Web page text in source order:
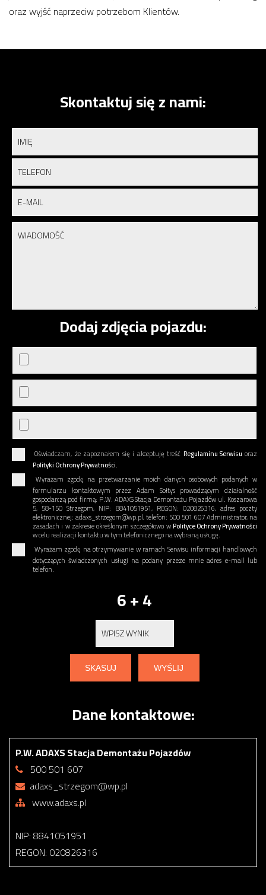
oraz wyjść naprzeciw potrzebom Klientów.
Skontaktuj się z nami:
Dodaj zdjęcia pojazdu:
Oświadczam, że zapoznałem się i akceptuję treść Regulaminu Serwisu oraz
Polityki Ochrony Prywatności.
Wyrażam zgodę na przetwarzanie moich danych osobowych podanych w
formularzu kontaktowym przez Adam Sołtys prowadzącym działalność
gospodarczą pod firmą: P.W. ADAXS Stacja Demontażu Pojazdów ul. Koszarowa
5, 58-150 Strzegom, NIP: 8841051951, REGON: 020826316, adres poczty
elektronicznej: adaxs_strzegom@wp.pl, telefon: 500 501 607 Administrator, na
zasadach i w zakresie określonym szczegółowo wPolityce Ochrony Prywatności
w celu realizacji kontaktu w tym telefonicznego na wybraną usługę.
Wyrażam zgodę na otrzymywanie w ramach Serwisu informacji handlowych
dotyczących świadczonych usługi na podany przeze mnie adres e-mail lub
telefon.
6 + 4
Dane kontaktowe:
P.W. ADAXS Stacja Demontażu Pojazdów
500 501 607
adaxs_strzegom@wp.pl
www.adaxs.pl
NIP: 8841051951
REGON: 020826316